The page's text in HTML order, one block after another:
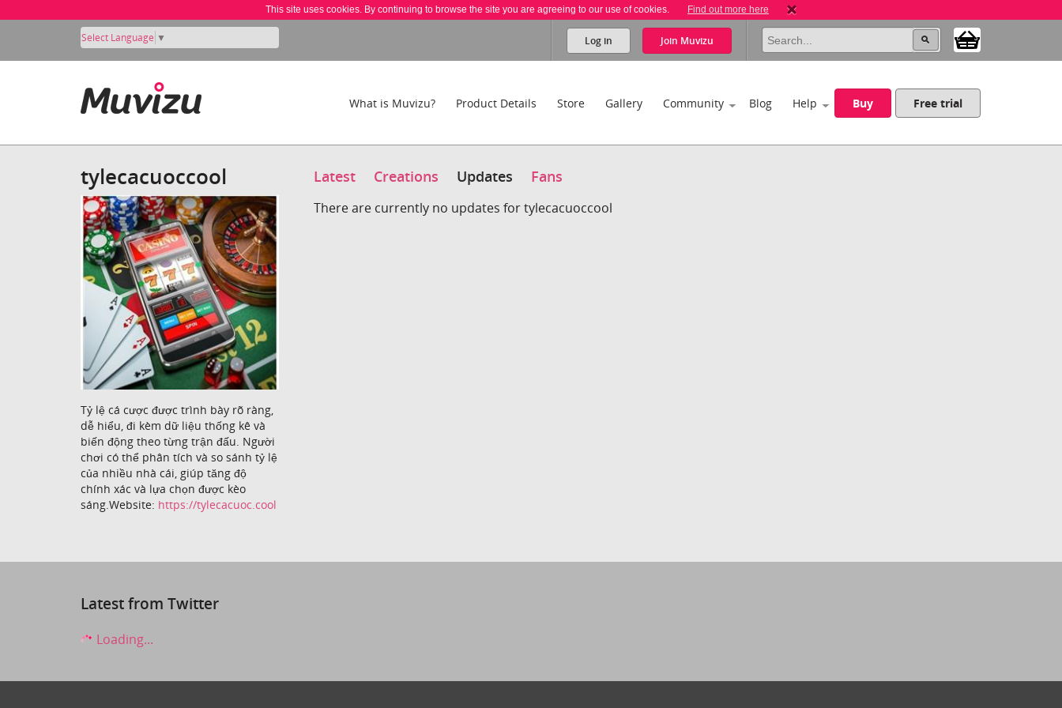
This site uses cookies. By continuing to browse the site you are agreeing to our use of cookies. Find out more here
Select Language ▼ Log in Join Muvizu
What is Muvizu? Product Details Store Gallery Community Blog Help Buy Free trial
tylecacuoccool
Tỷ lệ cá cược được trình bày rõ ràng,
dễ hiểu, đi kèm dữ liệu thống kê và
biến động theo từng trận đấu. Người
chơi có thể phân tích và so sánh tỷ lệ
của nhiều nhà cái, giúp tăng độ
chính xác và lựa chọn được kèo
sáng.Website: https://tylecacuoc.cool
Latest Creations Updates Fans
There are currently no updates for tylecacuoccool
Latest from Twitter
Loading...